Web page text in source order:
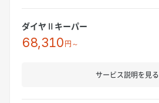
ダイヤⅡキーパー
68,310円～
サービス説明を見る